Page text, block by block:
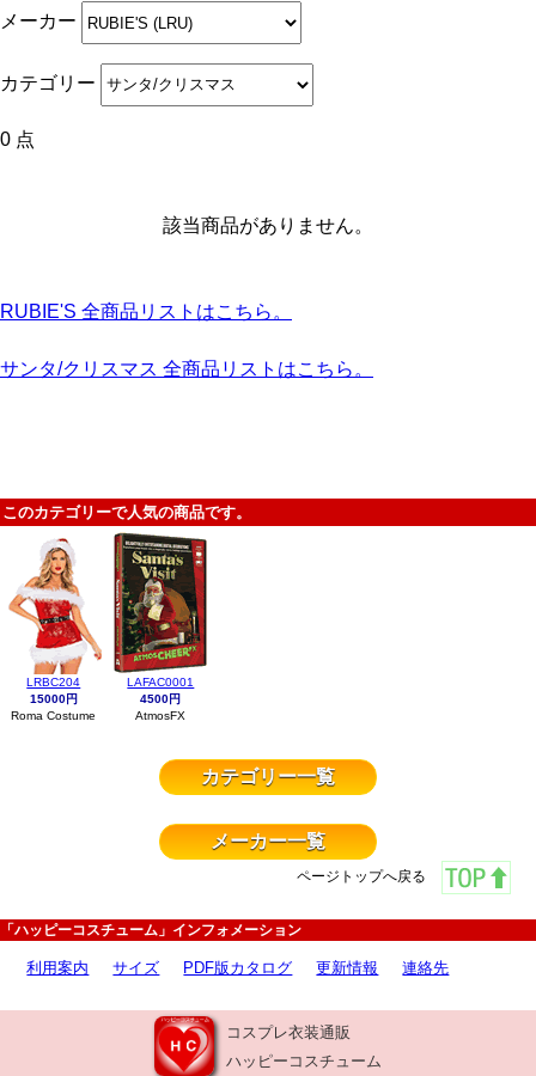
メーカー
カテゴリー
0 点
該当商品がありません。
RUBIE'S 全商品リストはこちら。
サンタ/クリスマス 全商品リストはこちら。
このカテゴリーで人気の商品です。
LRBC204
15000円
Roma Costume
LAFAC0001
4500円
AtmosFX
カテゴリー一覧
メーカー一覧
ページトップへ戻る
「ハッピーコスチューム」インフォメーション
利用案内 サイズ PDF版カタログ 更新情報 連絡先
コスプレ衣装通販
ハッピーコスチューム